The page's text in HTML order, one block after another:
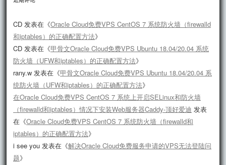
CD 发表在《Oracle Cloud免费VPS CentOS 7 系统防火墙（firewalld
和iptables）的正确配置方法》
CD 发表在《甲骨文Oracle Cloud免费VPS Ubuntu 18.04/20.04 系统
防火墙（UFW和iptables）的正确配置方法》
rany.w 发表在《甲骨文Oracle Cloud免费VPS Ubuntu 18.04/20.04 系
统防火墙（UFW和iptables）的正确配置方法》
在Oracle Cloud免费VPS CentOS 7 系统上开启SELinux和防火墙
（firewalld和iptables）情况下安装Web服务器Caddy-顶好爱迪 发表
在《Oracle Cloud免费VPS CentOS 7 系统防火墙（firewalld和
iptables）的正确配置方法》
i see you 发表在《解决Oracle Cloud免费服务申请的VPS无法登陆问
题》